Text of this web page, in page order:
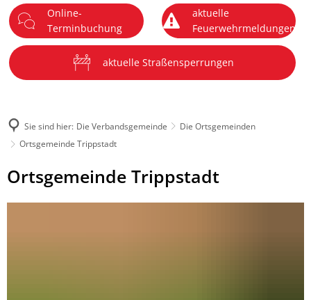
Menü
Online-
Terminbuchung
aktuelle
Feuerwehrmeldungen
aktuelle Straßensperrungen
Sie sind hier: Die Verbandsgemeinde
Die Ortsgemeinden
Ortsgemeinde Trippstadt
Ortsgemeinde
Trippstadt
Ortsgemeinde Trippstadt